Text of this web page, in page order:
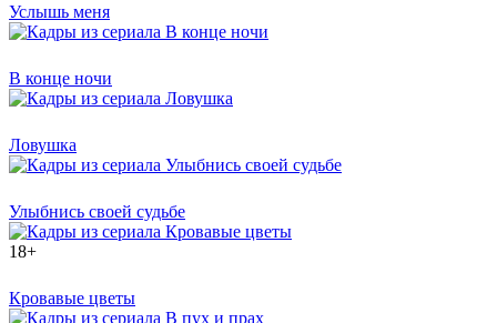
Услышь меня
В конце ночи
Ловушка
Улыбнись своей судьбе
18+
Кровавые цветы